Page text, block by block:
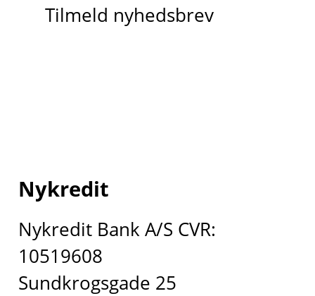
Tilmeld nyhedsbrev
Nykredit
Nykredit Bank A/S CVR:
10519608
Sundkrogsgade 25